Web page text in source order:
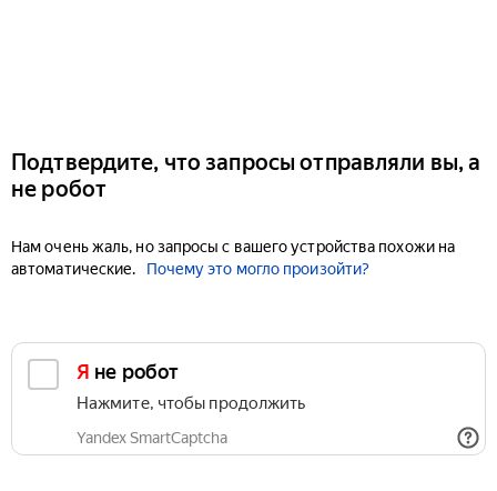
Подтвердите, что запросы отправляли вы, а
не робот
Нам очень жаль, но запросы с вашего устройства похожи на
автоматические.
Почему это могло произойти?
Я не робот
Нажмите, чтобы продолжить
Yandex SmartCaptcha